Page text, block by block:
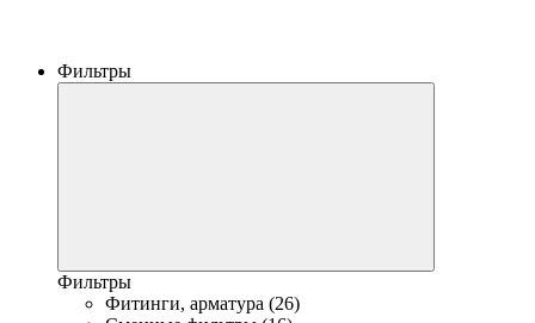
Фильтры
Фильтры
Фитинги, арматура (26)